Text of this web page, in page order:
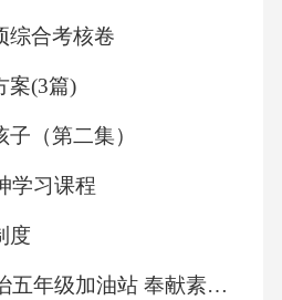
应确保施工现场的消防
负责人应确保施工现场
求，防止电气火灾的发
，施工负责人应确保施工
有害气体积聚。七、动
动火作业结束后，施工负
行现场清理，清除残留
综合考核卷
案(3篇)
（第二集）
学习课程
度
2026道德与法治五年级加油站 奉献素养强化